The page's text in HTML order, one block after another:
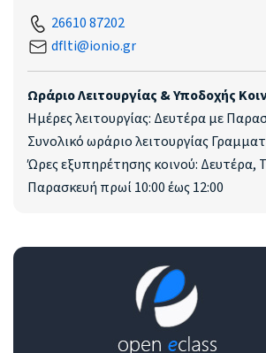
26610 87202
dflti@ionio.gr
Ωράριο Λειτουργίας & Υποδοχής
Ημέρες λειτουργίας: Δευτέρα με
Συνολικό ωράριο λειτουργίας
Ώρες εξυπηρέτησης κοινού: Δευτέρα,
Παρασκευή πρωί 10:00 έως 12:00